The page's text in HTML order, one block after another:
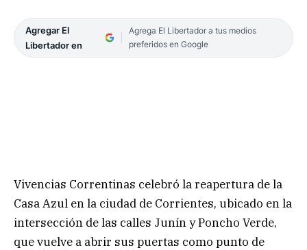
Agregar El
Libertador en
Agrega El Libertador a tus medios
preferidos en Google
Vivencias Correntinas celebró la reapertura de la
Casa Azul en la ciudad de Corrientes, ubicado en la
intersección de las calles Junín y Poncho Verde,
que vuelve a abrir sus puertas como punto de